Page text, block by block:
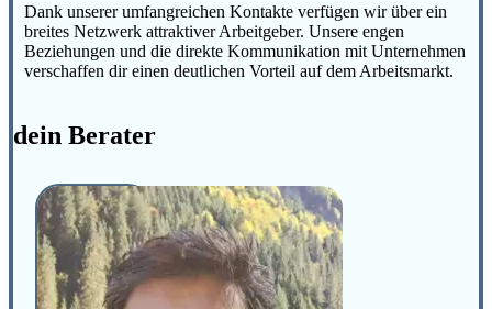
Dank unserer umfangreichen Kontakte verfügen wir über ein
breites Netzwerk attraktiver Arbeitgeber. Unsere engen
Beziehungen und die direkte Kommunikation mit Unternehmen
verschaffen dir einen deutlichen Vorteil auf dem Arbeitsmarkt.
dein Berater